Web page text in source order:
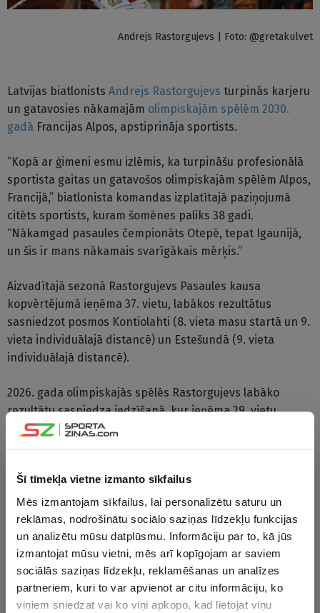
Šī tīmekļa vietne izmanto sīkfailus
Mēs izmantojam sīkfailus, lai personalizētu saturu un
reklāmas, nodrošinātu sociālo saziņas līdzekļu funkcijas
un analizētu mūsu datplūsmu. Informāciju par to, kā jūs
izmantojat mūsu vietni, mēs arī kopīgojam ar saviem
sociālās saziņas līdzekļu, reklamēšanas un analīzes
partneriem, kuri to var apvienot ar citu informāciju, ko
viņiem sniedzat vai ko viņi apkopo, kad lietojat viņu
Andrejs Rastorgujevs | Foto: @gretakulvet
Latvijas biatlonists Andrejs Rastorgujevs turpinās karjeru
un gatavosies nākamajām olimpiskajām spēlēm 2030.
gadā Francijas Alpos, apstiprināja sportists.
“Kopā ar ģimeni esmu izlēmis, ka turpināšu profesionālā
sportista gaitas un gatavošos olimpiskajām spēlēm Alpos,
Francijā,” biatlonista komandas izplatītajā paziņojumā
citēts sportists, kuram šomēnes paliks 38 gadi.
“Nākamgad pasaules čempionāts Otepē, tepat Igaunijā,
un šis ir mans nākamais svarīgākais mērķis.”
Aizvadītajā sezonā Rastorgujevs Pasaules kausa
kopvērtējumā ieņēma 37. vietu, labākos rezultātus
sasniedzot posmos Kontiolahti (8. vieta masu startā un 9.
vieta individuālajā distancē) un Estešundā (9. vieta
individuālajā distancē).
2026. gada olimpiskajās spēlēs Rastorgujevs labāko
rezultātu sasniedza iedzīšanā, kur ieņēma 29. vietu,
finišēja 30. pozīcijā sprintā un 41. vietā individuālajā
distancē. Ar stafetes komandām tika izcīnītas 12. vieta
Karjeras laikā Rastorgujevs piedalījies četrās olimpiskajās
spēlēs, 2024. gadā kļuva par pasaules vicečempionu
masu startā un ir divkārtējs Eiropas čempions (2014.
gadā individuālajā distancē un 2018. gadā sprintā).
CITAS ZIŅAS NO ŠĪS KATEGORIJAS